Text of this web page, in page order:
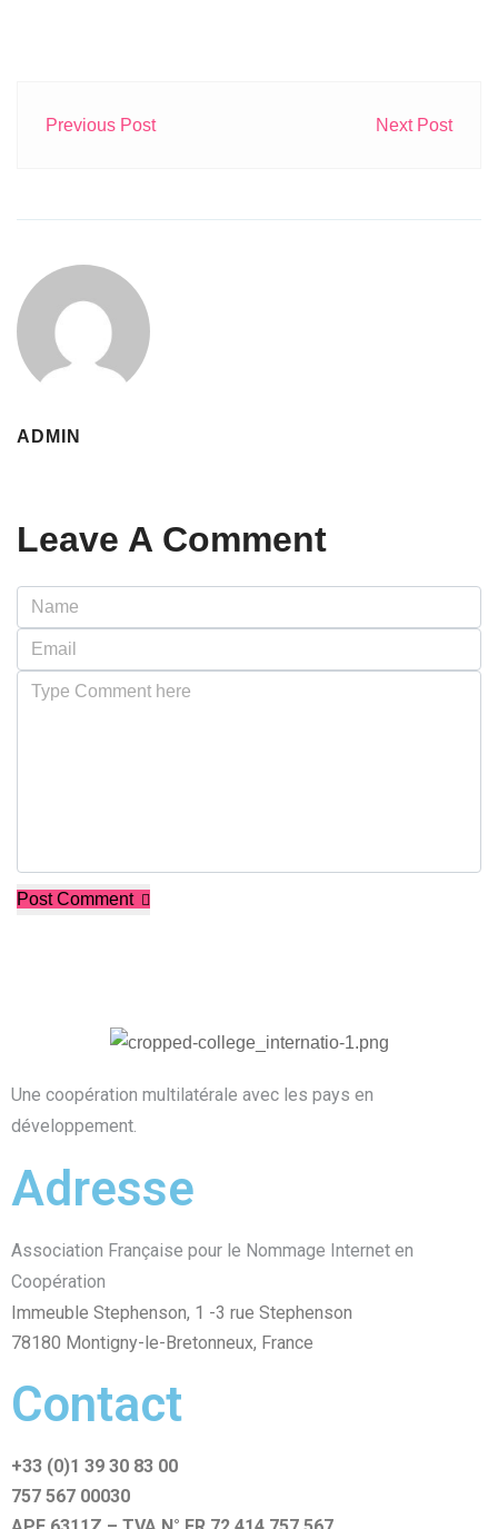
Previous Post Next Post
ADMIN
Leave A Comment
Post Comment
Une coopération multilatérale avec les pays en
développement.
Adresse
Association Française pour le Nommage Internet en
Coopération
Immeuble Stephenson, 1 -3 rue Stephenson
78180 Montigny-le-Bretonneux, France
Contact
+33 (0)1 39 30 83 00
757 567 00030